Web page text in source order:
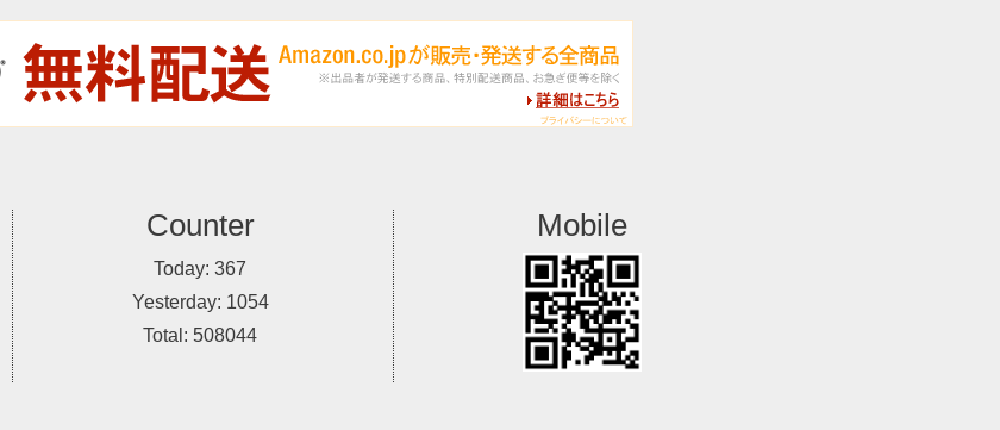
Counter
Today:367
Yesterday: 1054
Total: 508044
Mobile